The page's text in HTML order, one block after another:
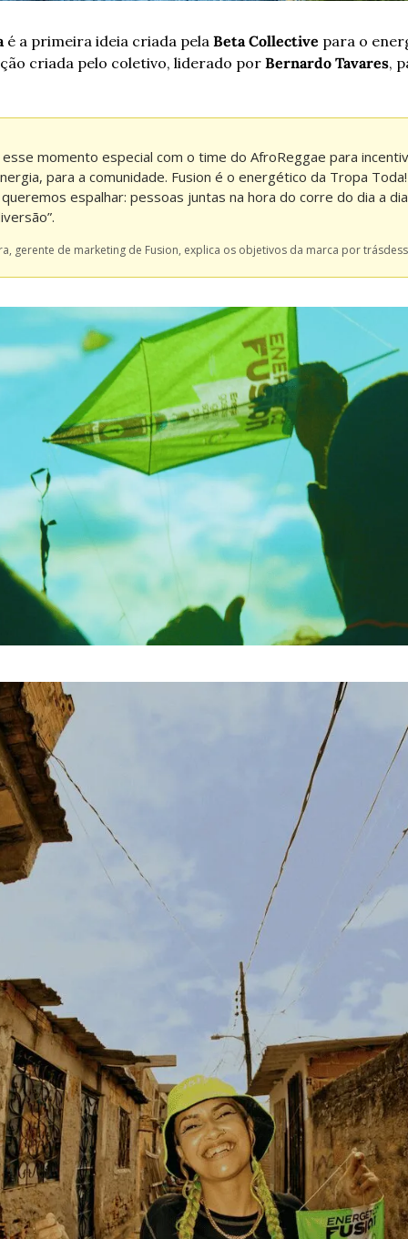
é a primeira ideia criada pela Beta Collective para o
criada pelo coletivo, liderado por Bernardo Tavares,
esse momento especial com o time do AfroReggae para
para a comunidade. Fusion é o energético da Tropa
espalhar: pessoas juntas na hora do corre do dia a
gerente de marketing de Fusion, explica os objetivos da marca por trás